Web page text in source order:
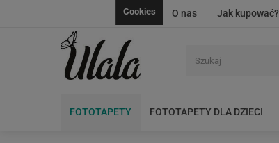
O nas Jak kupować?
Cookies
FOTOTAPETY FOTOTAPETY DLA DZIECI